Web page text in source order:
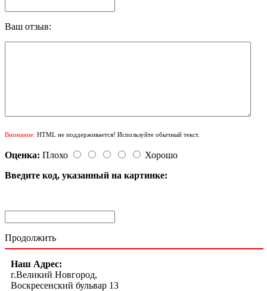
Ваш отзыв:
Внимание: HTML не поддерживается! Используйте обычный текст.
Оценка: Плохо
Хорошо
Введите код, указанный на картинке:
Продолжить
Наш Адрес:
г.Великий Новгород,
Воскресенский бульвар 13